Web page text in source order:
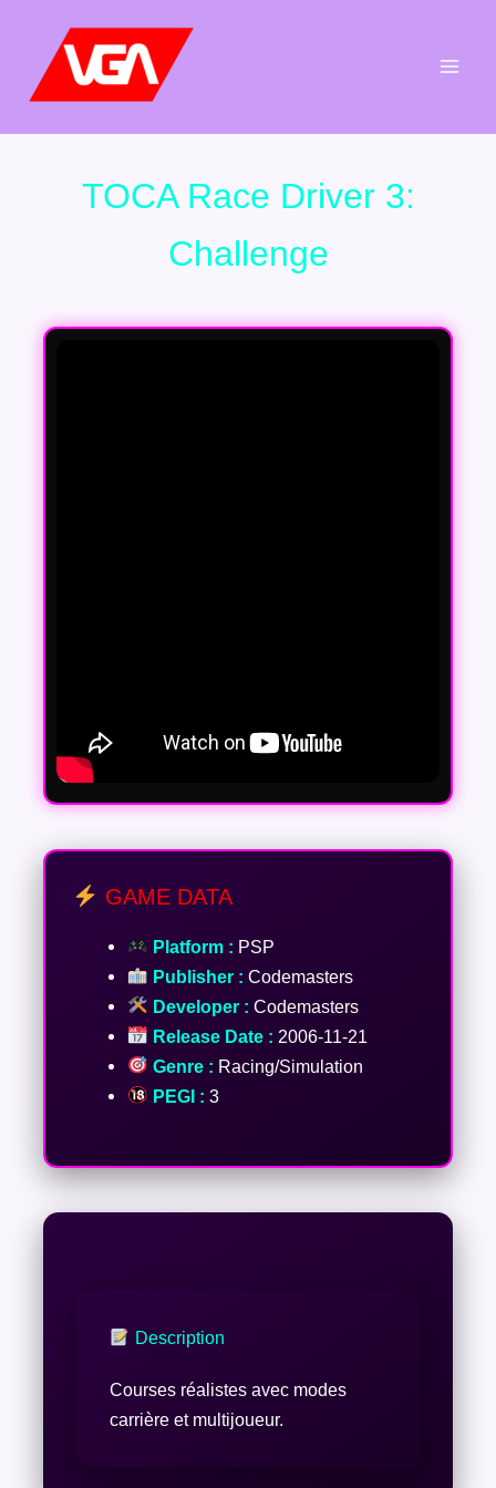
contenu
TOCA Race Driver 3:
Challenge
GAME DATA
Platform : PSP
Publisher : Codemasters
Developer : Codemasters
Release Date : 2006-11-21
Genre : Racing/Simulation
PEGI : 3
Description
Courses réalistes avec modes
carrière et multijoueur.